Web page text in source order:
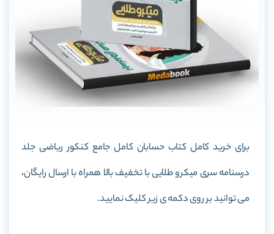
برای خرید کامل کتاب حسابان کامل جامع کنکور ریاضی جلد
درسنامه سری میکرو طلایی با تخفیف بالا همراه با ارسال رایگان،
می توانید بر روی دکمه ی زیر کلیک نمایید.